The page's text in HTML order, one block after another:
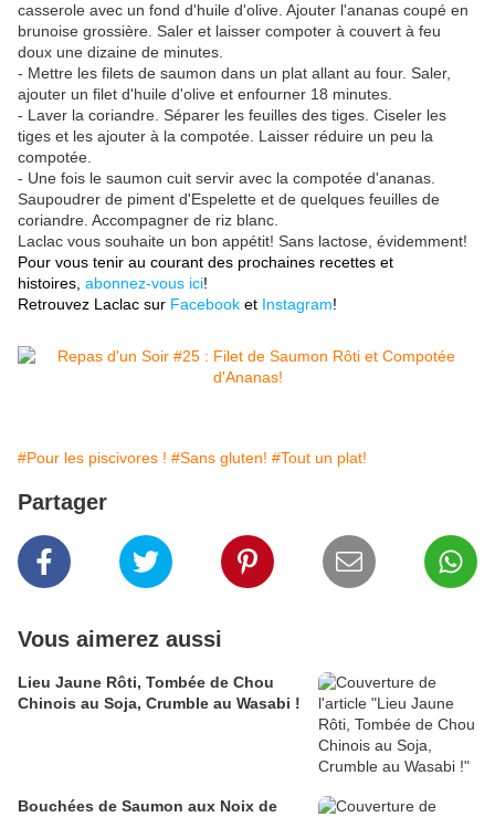
casserole avec un fond d'huile d'olive. Ajouter l'ananas coupé en
brunoise grossière. Saler et laisser compoter à couvert à feu
doux une dizaine de minutes.
- Mettre les filets de saumon dans un plat allant au four. Saler,
ajouter un filet d'huile d'olive et enfourner 18 minutes.
- Laver la coriandre. Séparer les feuilles des tiges. Ciseler les
tiges et les ajouter à la compotée. Laisser réduire un peu la
compotée.
- Une fois le saumon cuit servir avec la compotée d'ananas.
Saupoudrer de piment d'Espelette et de quelques feuilles de
coriandre. Accompagner de riz blanc.
Laclac vous souhaite un bon appétit! Sans lactose, évidemment!
Pour vous tenir au courant des prochaines recettes et
histoires, abonnez-vous ici!
Retrouvez Laclac sur Facebook et Instagram!
#Pour les piscivores ! #Sans gluten! #Tout un plat!
Partager
Vous aimerez aussi
Lieu Jaune Rôti, Tombée de Chou
Chinois au Soja, Crumble au Wasabi !
Bouchées de Saumon aux Noix de